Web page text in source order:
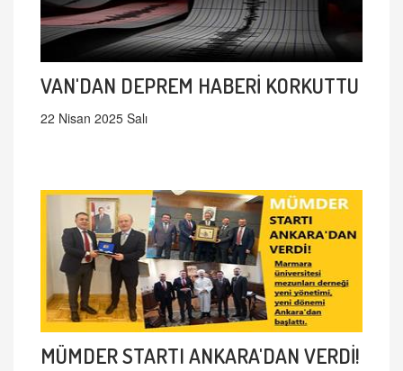
VAN'DAN DEPREM HABERİ KORKUTTU
22 Nisan 2025 Salı
MÜMDER STARTI ANKARA'DAN VERDİ!